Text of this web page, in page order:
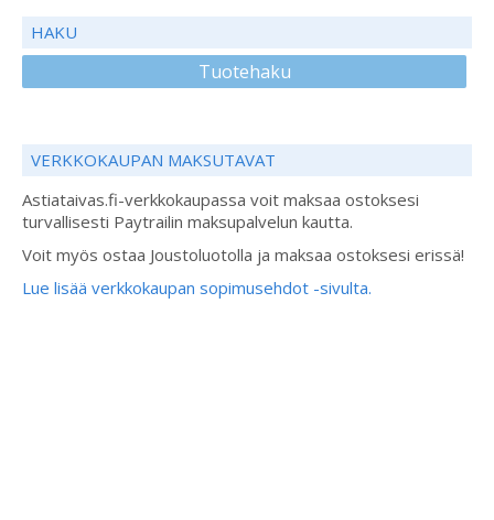
HAKU
Tuotehaku
VERKKOKAUPAN MAKSUTAVAT
Astiataivas.fi-verkkokaupassa voit maksaa ostoksesi
turvallisesti Paytrailin maksupalvelun kautta.
Voit myös ostaa Joustoluotolla ja maksaa ostoksesi erissä!
Lue lisää verkkokaupan sopimusehdot -sivulta.